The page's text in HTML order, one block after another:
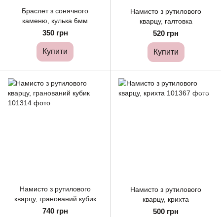
Браслет з сонячного
каменю, кулька 6мм
350 грн
Купити
Намисто з рутилового
кварцу, галтовка
520 грн
Купити
Намисто з рутилового
кварцу, гранований кубик
740 грн
Намисто з рутилового
кварцу, крихта
500 грн